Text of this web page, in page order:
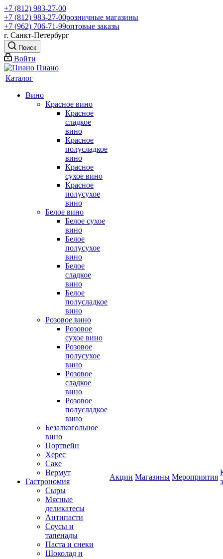
+7 (812) 983-27-00
+7 (812) 983-27-00розничные магазины
+7 (962) 706-71-99оптовые заказы
г. Санкт-Петербург
Поиск
Войти
Каталог
Вино
Красное вино
Красное
сладкое
вино
Красное
полусладкое
вино
Красное
сухое вино
Красное
полусухое
вино
Белое вино
Белое сухое
вино
Белое
полусухое
вино
Белое
сладкое
вино
Белое
полусладкое
вино
Розовое вино
Розовое
сухое вино
Розовое
полусухое
вино
Розовое
сладкое
вино
Розовое
полусладкое
вино
Безалкогольное
вино
Портвейн
Херес
Саке
Вермут
Гастрономия
Сыры
Мясные
деликатесы
Антипасти
Соусы и
тапенады
Паста и снеки
Шоколад и
Акции Магазины Мероприятия